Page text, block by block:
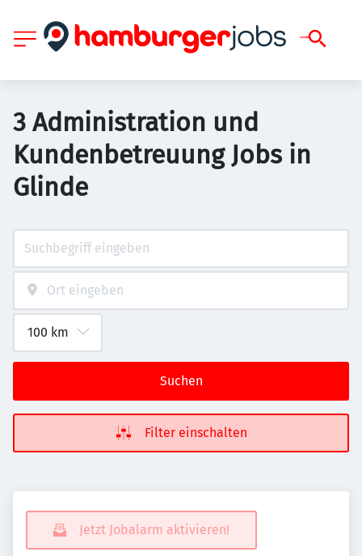
3 Administration und
Kundenbetreuung Jobs in
Glinde
Suchen
Filter einschalten
Jetzt Jobalarm aktivieren!